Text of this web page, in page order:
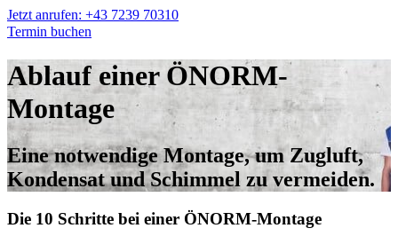
Jetzt anrufen: +43 7239 70310
Termin buchen
Ablauf einer ÖNORM-
Montage
Eine notwendige Montage, um Zugluft,
Kondensat und Schimmel zu vermeiden.
Die 10 Schritte bei einer ÖNORM-Montage